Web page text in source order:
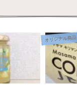
オリジナル商品